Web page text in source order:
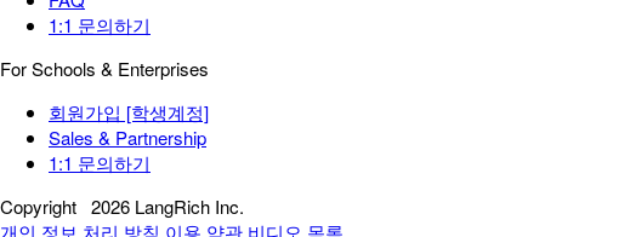
1:1 문의하기
For Schools & Enterprises
회원가입 [학생계정]
Sales & Partnership
1:1 문의하기
Copyright 2026 LangRich Inc.